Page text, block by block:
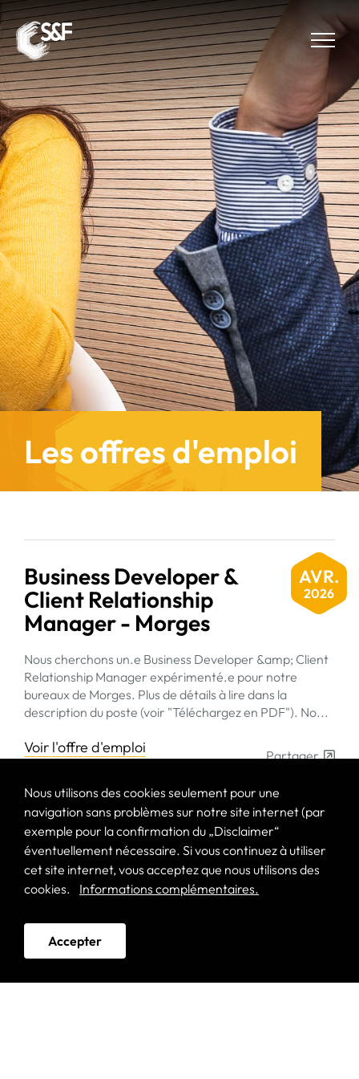
Nous utilisons des cookies seulement pour une
navigation sans problèmes sur notre site internet (par
exemple pour la confirmation du „Disclaimer“
éventuellement nécessaire. Si vous continuez à utiliser
cet site internet, vous acceptez que nous utilisons des
cookies.
Informations complémentaires.
Accepter
Les offres d'emploi
Business Developer &
Client Relationship
Manager - Morges
AVR.
2026
Nous cherchons un.e Business Developer &amp; Client
Relationship Manager expérimenté.e pour notre
bureaux de Morges. Plus de détails à lire dans la
description du poste (voir "Téléchargez en PDF"). No...
Voir l'offre d'emploi Partager
Suivez-nous
Restez à jour
Linkedin